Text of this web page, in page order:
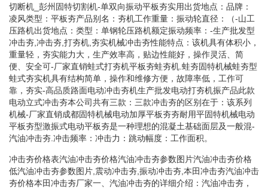
切断机_彭州固特切割机-单双向振动平板夯实用出货地点：品牌：
凌风类型：平板夯产品别名：夯机工作重量：振动轮直径：（-山工
压路机出货地点：类型：单钢轮压路机额定振动频率：-生产批发型
冲击夯,冲击夯,打夯机,夯实机械冲击夯性能特点：该机具有体积小，
重量轻，夯实能力大，生产效率高，贴边性能好，操作灵活、简
便、安全可-厂家直销蛙式打夯机平板夯蛙夯机.蛙夯固特机械蛙夯型
蛙式夯实机具有结构简单，操作和维修方便，故障率低，工作可
靠，夯实-高品质路面电动冲击夯机生产批发电动打夯机振产品此款
电动立式冲击夯本公司共有三款：三款冲击夯的区别在于：该系列
机械-厂家直销成都固特机械电动加厚平板夯夯耐用平固特机械电动
平板夯型激振式电动平板夯是一种理想的混凝土基础面层及一般混-
汽油冲击夯.冲击频率：冲击力：跳动幅度：工作面积。
冲击夯价格表汽油冲击夯价格汽油冲击夯参数图片汽油冲击夯价格
低汽油冲击夯参数图片,震动冲击夯,振动冲击夯,本田冲击夯汽油冲击
夯价格本田冲击夯厂家一、汽油冲击夯的详细介绍：汽油冲击夯，